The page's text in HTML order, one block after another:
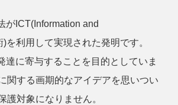
ICT(Information and
利用して実現された発明です。
に寄与することを目的としていま
関する画期的なアイデアを思いつい
護対象になりません。